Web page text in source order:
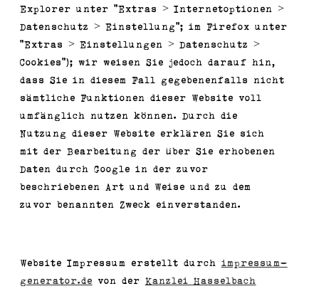
Explorer unter “Extras > Internetoptionen >
Datenschutz > Einstellung“; im Firefox unter
“Extras > Einstellungen > Datenschutz >
Cookies“); wir weisen Sie jedoch darauf hin,
dass Sie in diesem Fall gegebenenfalls nicht
sämtliche Funktionen dieser Website voll
umfänglich nutzen können. Durch die
Nutzung dieser Website erklären Sie sich
mit der Bearbeitung der über Sie erhobenen
Daten durch Google in der zuvor
beschriebenen Art und Weise und zu dem
zuvor benannten Zweck einverstanden.
Website Impressum erstellt durch impressum-
generator.de von der Kanzlei Hasselbach